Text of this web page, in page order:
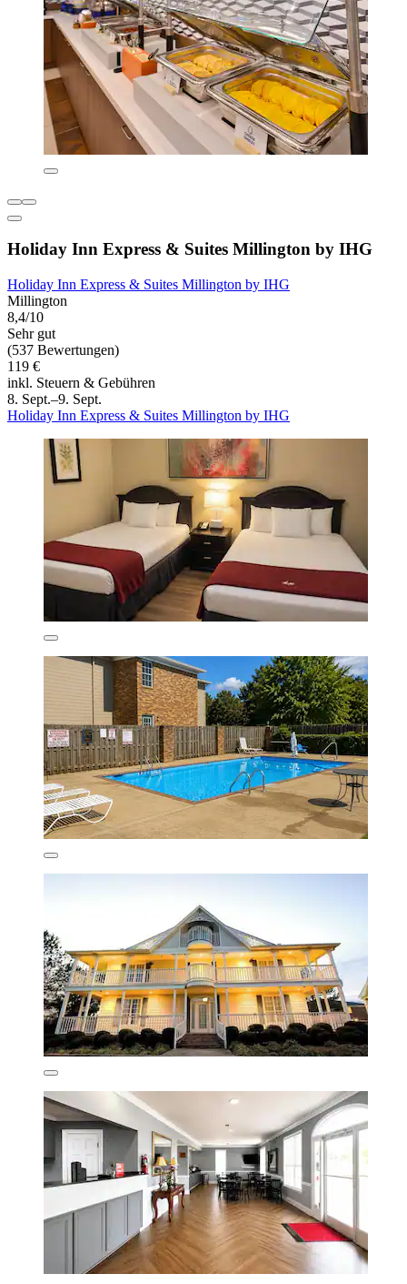
Holiday Inn Express & Suites Millington by IHG
Holiday Inn Express & Suites Millington by IHG
Millington
8,4/10
Sehr gut
(537 Bewertungen)
119 €
inkl. Steuern & Gebühren
8. Sept.–9. Sept.
Holiday Inn Express & Suites Millington by IHG